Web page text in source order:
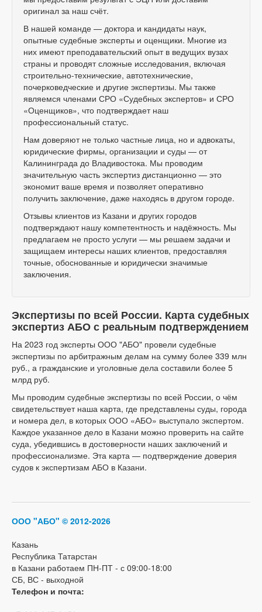
оригинал за наш счёт.
В нашей команде — доктора и кандидаты наук,
опытные судебные эксперты и оценщики. Многие из
них имеют преподавательский опыт в ведущих вузах
страны и проводят сложные исследования, включая
строительно-технические, автотехнические,
почерковедческие и другие экспертизы. Мы также
являемся членами СРО «Судебных экспертов» и СРО
«Оценщиков», что подтверждает наш
профессиональный статус.
Нам доверяют не только частные лица, но и адвокаты,
юридические фирмы, организации и суды — от
Калининграда до Владивостока. Мы проводим
значительную часть экспертиз дистанционно — это
экономит ваше время и позволяет оперативно
получить заключение, даже находясь в другом городе.
Отзывы клиентов из Казани и других городов
подтверждают нашу компетентность и надёжность. Мы
предлагаем не просто услуги — мы решаем задачи и
защищаем интересы наших клиентов, предоставляя
точные, обоснованные и юридически значимые
заключения.
Экспертизы по всей России. Карта судебных
экспертиз АБО с реальным подтверждением
На 2023 год эксперты ООО "АБО" провели судебные
экспертизы по арбитражным делам на сумму более 339 млн
руб., а гражданские и уголовные дела составили более 5
млрд руб.
Мы проводим судебные экспертизы по всей России, о чём
свидетельствует наша карта, где представлены суды, города
и номера дел, в которых ООО «АБО» выступало экспертом.
Каждое указанное дело в Казани можно проверить на сайте
суда, убедившись в достоверности наших заключений и
профессионализме. Эта карта — подтверждение доверия
судов к экспертизам АБО в Казани.
ООО "АБО" © 2012-2026
Казань
Республика Татарстан
в Казани работаем ПН-ПТ - с 09:00-18:00
СБ, ВС - выходной
Телефон и почта: